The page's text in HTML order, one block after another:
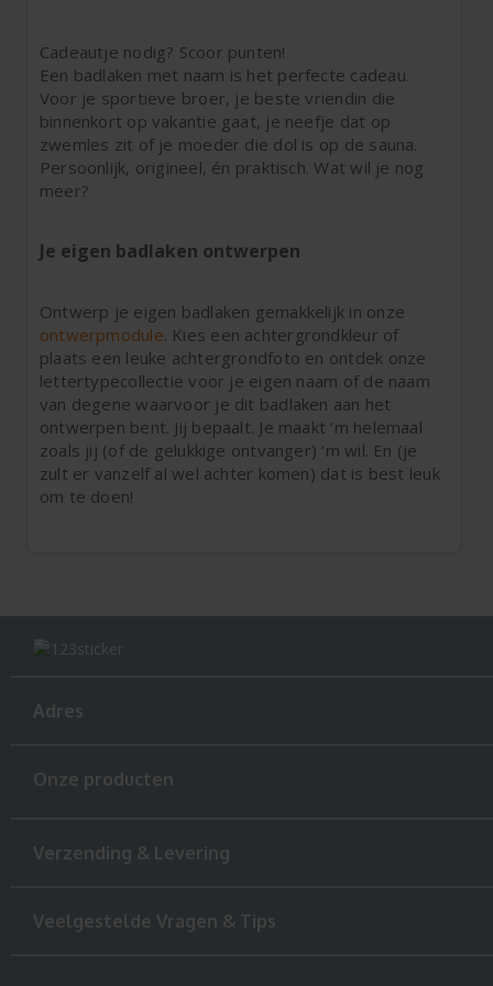
Cadeautje nodig? Scoor punten!
Een badlaken met naam is het perfecte cadeau.
Voor je sportieve broer, je beste vriendin die
binnenkort op vakantie gaat, je neefje dat op
zwemles zit of je moeder die dol is op de sauna.
Persoonlijk, origineel, én praktisch. Wat wil je nog
meer?
Je eigen badlaken ontwerpen
Ontwerp je eigen badlaken gemakkelijk in onze
ontwerpmodule. Kies een achtergrondkleur of
plaats een leuke achtergrondfoto en ontdek onze
lettertypecollectie voor je eigen naam of de naam
van degene waarvoor je dit badlaken aan het
ontwerpen bent. Jij bepaalt. Je maakt ‘m helemaal
zoals jij (of de gelukkige ontvanger) ‘m wil. En (je
zult er vanzelf al wel achter komen) dat is best leuk
om te doen!
Adres
Onze producten
Verzending & Levering
Veelgestelde Vragen & Tips